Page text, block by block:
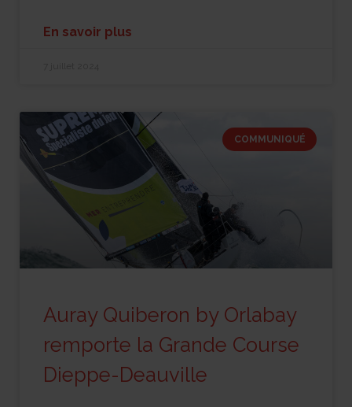
En savoir plus
COMMUNIQUÉ
Auray Quiberon by Orlabay
remporte la Grande Course
Dieppe-Deauville